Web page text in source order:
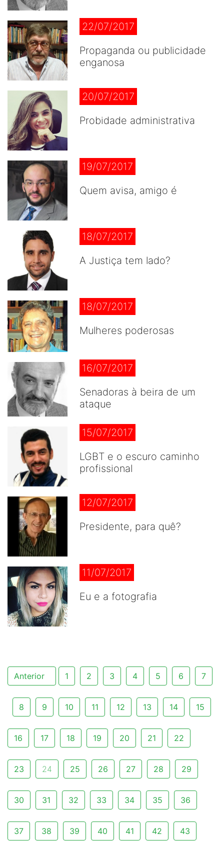
22/07/2017
Propaganda ou publicidade
enganosa
20/07/2017
Probidade administrativa
19/07/2017
Quem avisa, amigo é
18/07/2017
A Justiça tem lado?
18/07/2017
Mulheres poderosas
16/07/2017
Senadoras à beira de um
ataque
15/07/2017
LGBT e o escuro caminho
profissional
12/07/2017
Presidente, para quê?
11/07/2017
Eu e a fotografia
Anterior 1 2 3 4 5 6 7
8 9 10 11 12 13 14 15
16 17 18 19 20 21 22
23 24 25 26 27 28 29
30 31 32 33 34 35 36
37 38 39 40 41 42 43